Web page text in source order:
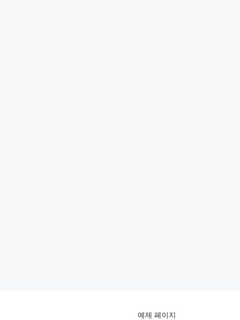
예제 페이지